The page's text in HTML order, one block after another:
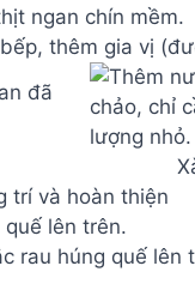
ngan chín mềm.
thêm gia vị
trí và hoàn thiện
quế lên trên.